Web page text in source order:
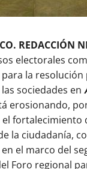
REDACCIÓN
electorales
la resolución
sociedades en
erosionando,
fortalecimiento
la ciudadanía,
el marco del
Foro regional